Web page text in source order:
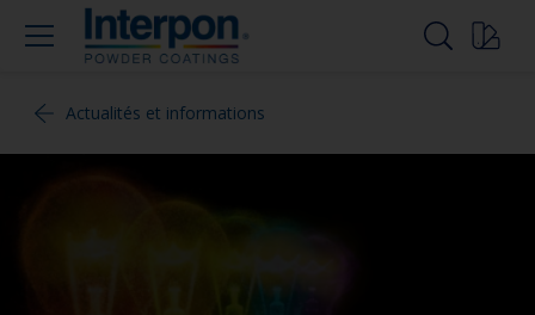
Actualités et informations